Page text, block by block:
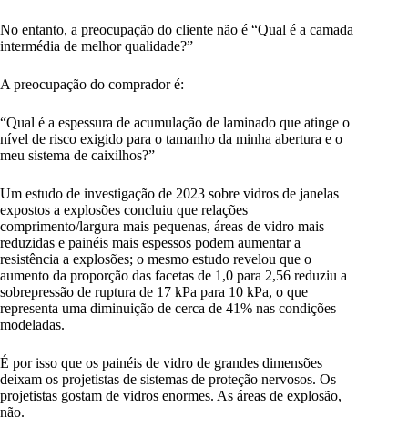
No entanto, a preocupação do cliente não é “Qual é a camada
intermédia de melhor qualidade?”
A preocupação do comprador é:
“Qual é a espessura de acumulação de laminado que atinge o
nível de risco exigido para o tamanho da minha abertura e o
meu sistema de caixilhos?”
Um estudo de investigação de 2023 sobre vidros de janelas
expostos a explosões concluiu que relações
comprimento/largura mais pequenas, áreas de vidro mais
reduzidas e painéis mais espessos podem aumentar a
resistência a explosões; o mesmo estudo revelou que o
aumento da proporção das facetas de 1,0 para 2,56 reduziu a
sobrepressão de ruptura de 17 kPa para 10 kPa, o que
representa uma diminuição de cerca de 41% nas condições
modeladas.
É por isso que os painéis de vidro de grandes dimensões
deixam os projetistas de sistemas de proteção nervosos. Os
projetistas gostam de vidros enormes. As áreas de explosão,
não.